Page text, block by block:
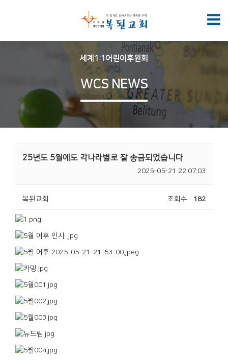
세계1:1어린이후원회
WCS NEWS
25년도 5월에도 각나라별로 잘 송금되었습니다
2025-05-21 22:07:03
복된교회 조회수 182